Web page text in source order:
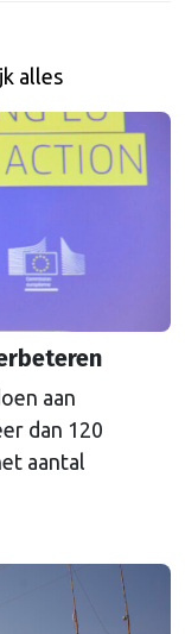
alles
aan
dan 120
aantal